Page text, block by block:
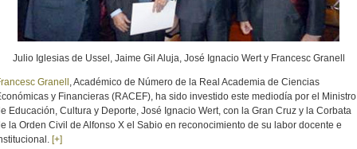
Julio Iglesias de Ussel, Jaime Gil Aluja, José Ignacio Wert y Francesc Granell
Granell , Académico de Número de la Real Academia de Ciencias
y Financieras (RACEF), ha sido investido este mediodía por el Ministro
Educación, Cultura y Deporte, José Ignacio Wert, con la Gran Cruz y la Corbata
la Orden Civil de Alfonso X el Sabio en reconocimiento de su labor docente e
[+]